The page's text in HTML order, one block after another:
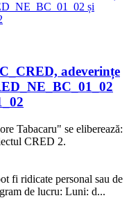
și
adeverințe
Tabacaru" se eliberează:
CRED 2.
fi ridicate personal sau de
de lucru: Luni: d...